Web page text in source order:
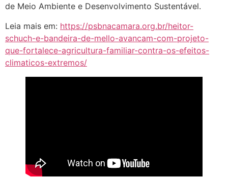
de Meio Ambiente e Desenvolvimento Sustentável.
Leia mais em: https://psbnacamara.org.br/heitor-
schuch-e-bandeira-de-mello-avancam-com-projeto-
que-fortalece-agricultura-familiar-contra-os-efeitos-
climaticos-extremos/